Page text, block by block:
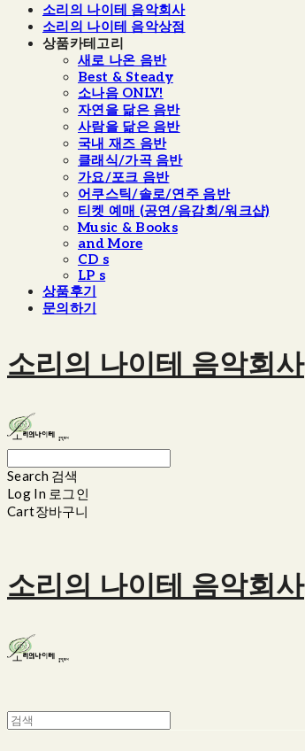
소리의 나이테 음악회사
소리의 나이테 음악상점
상품카테고리
새로 나온 음반
Best & Steady
소나음 ONLY!
자연을 닮은 음반
사람을 닮은 음반
국내 재즈 음반
클래식/가곡 음반
가요/포크 음반
어쿠스틱/솔로/연주 음반
티켓 예매 (공연/음감회/워크샵)
Music & Books
and More
CD s
LP s
상품후기
문의하기
소리의 나이테 음악회사
Search 검색
Log In 로그인
Cart장바구니
소리의 나이테 음악회사